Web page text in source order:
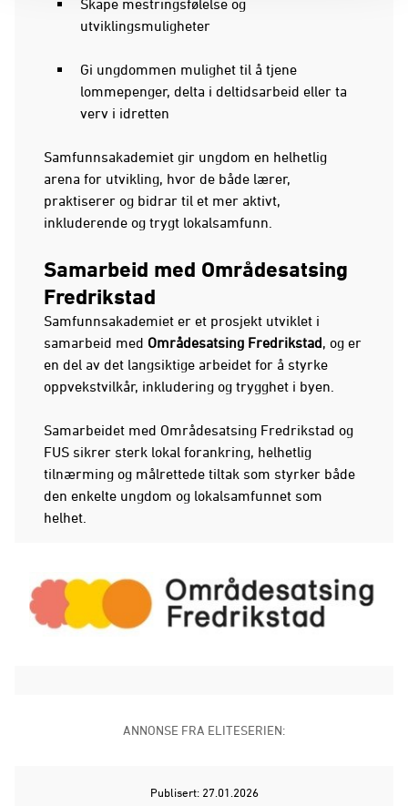
Skape mestringsfølelse og
utviklingsmuligheter
Gi ungdommen mulighet til å tjene
lommepenger, delta i deltidsarbeid eller ta
verv i idretten
Samfunnsakademiet gir ungdom en helhetlig
arena for utvikling, hvor de både lærer,
praktiserer og bidrar til et mer aktivt,
inkluderende og trygt lokalsamfunn.
Samarbeid med Områdesatsing
Fredrikstad
Samfunnsakademiet er et prosjekt utviklet i
samarbeid med Områdesatsing Fredrikstad, og er
en del av det langsiktige arbeidet for å styrke
oppvekstvilkår, inkludering og trygghet i byen.
Samarbeidet med Områdesatsing Fredrikstad og
FUS sikrer sterk lokal forankring, helhetlig
tilnærming og målrettede tiltak som styrker både
den enkelte ungdom og lokalsamfunnet som
helhet.
ANNONSE FRA ELITESERIEN:
Publisert: 27.01.2026